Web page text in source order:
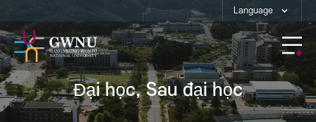
Language
Đại học, Sau đại học